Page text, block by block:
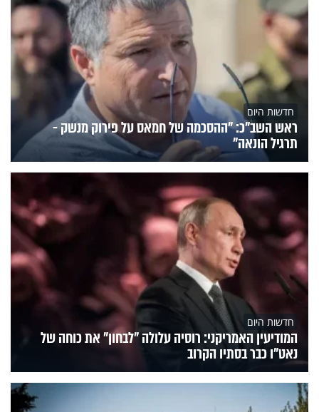
חדשות היום
ראש השב"כ: "ההסכמה של חמאס על פירוק מנשק -
תרגיל הונאה"
חדשות היום
המודיעין האמריקני: רוסיה עלולה "לבחון" את כוחה של
נאט"ו כבר בסתיו הקרוב